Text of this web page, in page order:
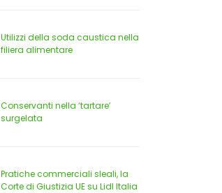
Utilizzi della soda caustica nella
filiera alimentare
Conservanti nella ‘tartare’
surgelata
Pratiche commerciali sleali, la
Corte di Giustizia UE su Lidl Italia